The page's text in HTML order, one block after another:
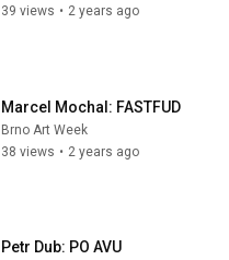
39 views • 2 years ago
Marcel Mochal: FASTFUD
Brno Art Week
38 views • 2 years ago
Petr Dub: PO AVU